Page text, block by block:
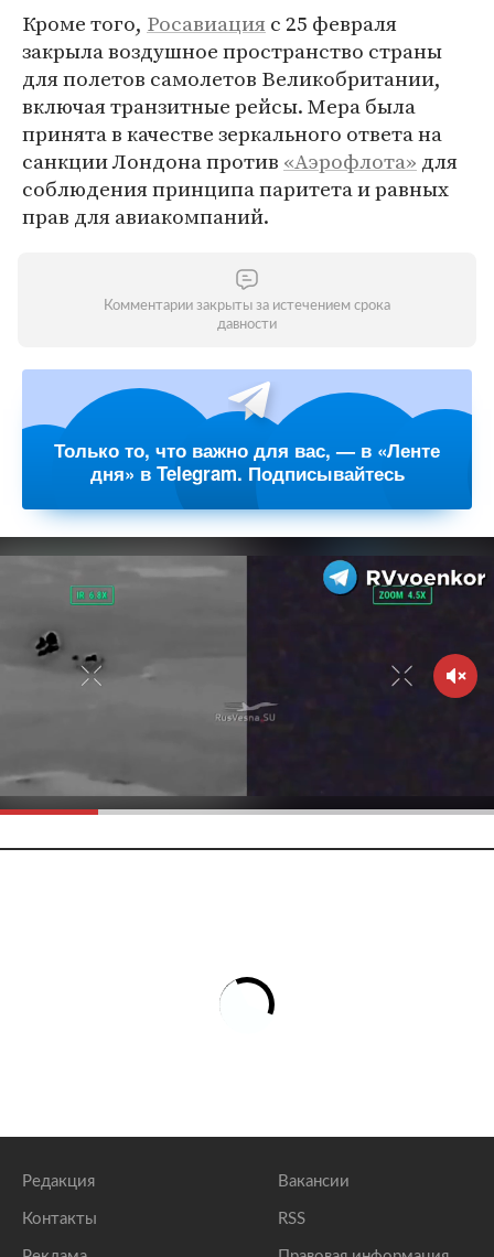
Кроме того, Росавиация с 25 февраля
закрыла воздушное пространство страны
для полетов самолетов Великобритании,
включая транзитные рейсы. Мера была
принята в качестве зеркального ответа на
санкции Лондона против «Аэрофлота» для
соблюдения принципа паритета и равных
прав для авиакомпаний.
Комментарии закрыты за истечением срока
давности
Только то, что важно для вас, — в «Ленте
дня» в Telegram. Подписывайтесь
Редакция
Контакты
Вакансии
RSS